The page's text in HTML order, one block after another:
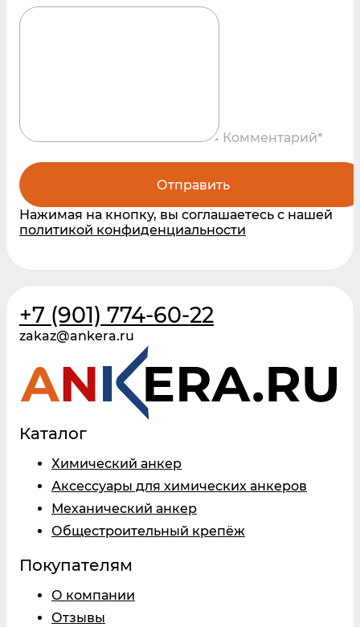
Комментарий*
Отправить
Нажимая на кнопку, вы соглашаетесь с нашей
политикой конфиденциальности
+7 (901) 774-60-22
zakaz@ankera.ru
Каталог
Химический анкер
Аксессуары для химических анкеров
Механический анкер
Общестроительный крепёж
Покупателям
О компании
Отзывы